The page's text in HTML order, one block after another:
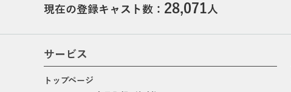
現在の登録キャスト数： 28,071人
サービス
トップページ